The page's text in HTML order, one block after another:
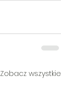
Zobacz wszystkie